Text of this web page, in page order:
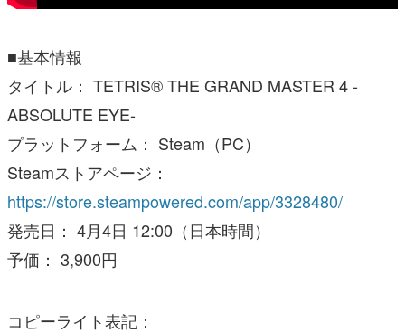
■基本情報
タイトル： TETRIS® THE GRAND MASTER 4 -
ABSOLUTE EYE-
プラットフォーム： Steam（PC）
Steamストアページ：
https://store.steampowered.com/app/3328480/
発売日： 4月4日 12:00（日本時間）
予価： 3,900円
コピーライト表記：